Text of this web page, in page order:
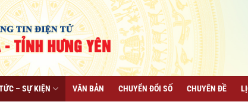
– SỰ KIỆN VĂN BẢN CHUYỂN ĐỔI SỐ CHUYÊN ĐỀ